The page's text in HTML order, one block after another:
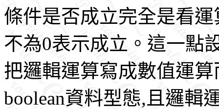
條件是否成立完全是看
不為0表示成立。這一點
把邏輯運算寫成數值運
boolean資料型態,且邏輯